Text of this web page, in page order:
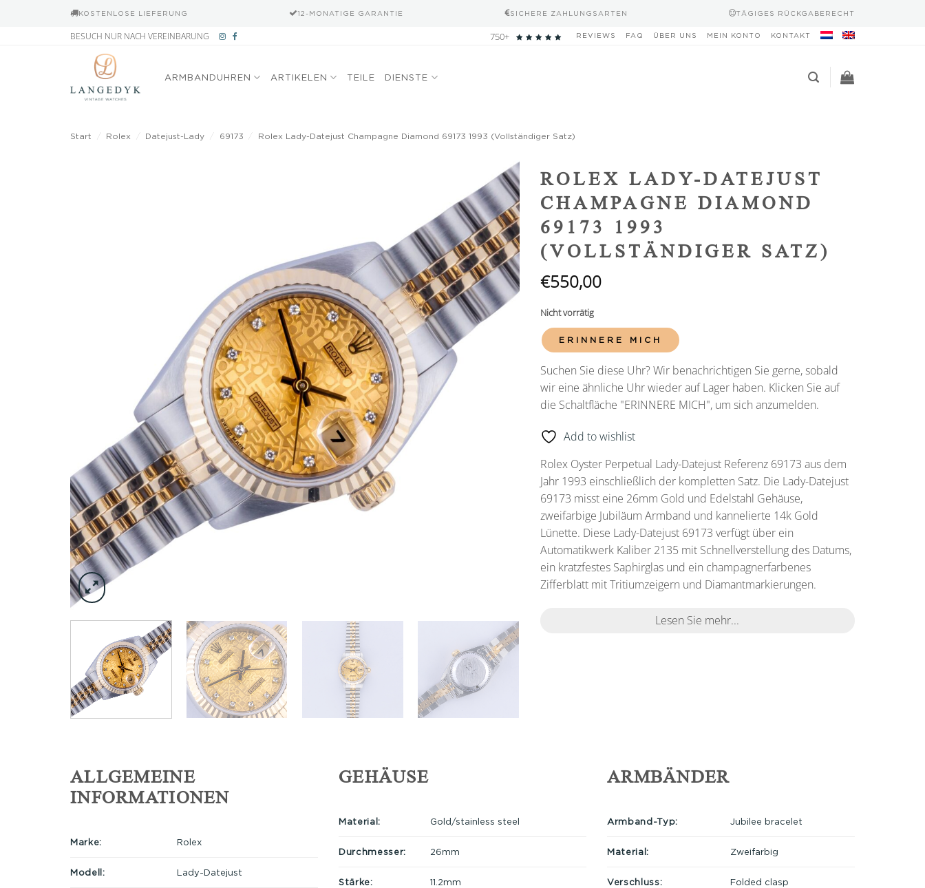
KOSTENLOSE LIEFERUNG 12-MONATIGE GARANTIE SICHERE ZAHLUNGSARTEN TÄGIGES RÜCKGABERECHT
BESUCH NUR NACH VEREINBARUNG 750+ REVIEWS FAQ ÜBER UNS MEIN KONTO KONTAKT
ARMBANDUHREN ARTIKELEN TEILE DIENSTE
Start Rolex Datejust-Lady 69173 Rolex Lady-Datejust Champagne Diamond 69173 1993 (Vollständiger Satz)
Add to
wishlist
ROLEX LADY-DATEJUST
CHAMPAGNE DIAMOND
69173 1993
(VOLLSTÄNDIGER SATZ)
€550,00
Nicht vorrätig
ERINNERE MICH
Suchen Sie diese Uhr? Wir benachrichtigen Sie gerne, sobald
wir eine ähnliche Uhr wieder auf Lager haben. Klicken Sie auf
die Schaltfläche "ERINNERE MICH", um sich anzumelden.
Add to wishlist
Rolex Oyster Perpetual Lady-Datejust Referenz 69173 aus dem
Jahr 1993 einschließlich der kompletten Satz. Die Lady-Datejust
69173 misst eine 26mm Gold und Edelstahl Gehäuse,
zweifarbige Jubiläum Armband und kannelierte 14k Gold
Lünette. Diese Lady-Datejust 69173 verfügt über ein
Automatikwerk Kaliber 2135 mit Schnellverstellung des Datums,
ein kratzfestes Saphirglas und ein champagnerfarbenes
Zifferblatt mit Tritiumzeigern und Diamantmarkierungen.
Lesen Sie mehr...
ALLGEMEINE
INFORMATIONEN
Marke: Rolex
Modell: Lady-Datejust
GEHÄUSE
Material: Gold/stainless steel
Durchmesser: 26mm
Stärke: 11.2mm
ARMBÄNDER
Armband-Typ: Jubilee bracelet
Material: Zweifarbig
Verschluss: Folded clasp